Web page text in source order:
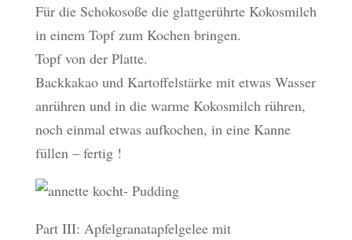
Für die Schokosoße die glattgerührte Kokosmilch
in einem Topf zum Kochen bringen.
Topf von der Platte.
Backkakao und Kartoffelstärke mit etwas Wasser
anrühren und in die warme Kokosmilch rühren,
noch einmal etwas aufkochen, in eine Kanne
füllen – fertig !
Part III: Apfelgranatapfelgelee mit